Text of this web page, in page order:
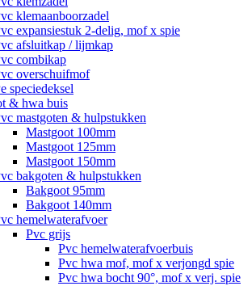
klemaanboorzadel
expansiestuk 2-delig, mof x spie
afsluitkap / lijmkap
combikap
overschuifmof
speciedeksel
& hwa buis
mastgoten & hulpstukken
Mastgoot 100mm
Mastgoot 125mm
Mastgoot 150mm
bakgoten & hulpstukken
Bakgoot 95mm
Bakgoot 140mm
hemelwaterafvoer
Pvc grijs
Pvc hemelwaterafvoerbuis
Pvc hwa mof, mof x verjongd spie
Pvc hwa bocht 90°, mof x verj. spie